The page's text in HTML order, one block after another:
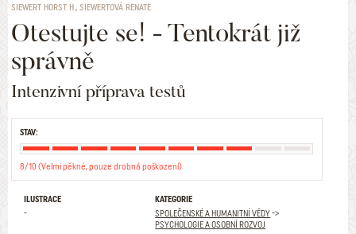
SIEWERT HORST H., SIEWERTOVÁ RENATE
Otestujte se! - Tentokrát již
správně
Intenzivní příprava testů
STAV:
8/10 (Velmi pěkné, pouze drobná poškození)
ILUSTRACE
-
KATEGORIE
SPOLEČENSKÉ A HUMANITNÍ VĚDY->
PSYCHOLOGIE A OSOBNÍ ROZVOJ